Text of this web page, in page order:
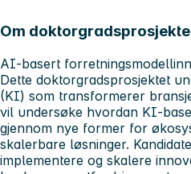
Om
AI-basert
Dette doktorgradsprosjektet
(KI) som transformerer
vil undersøke hvordan KI-
gjennom nye former for
skalerbare løsninger.
implementere og skalere